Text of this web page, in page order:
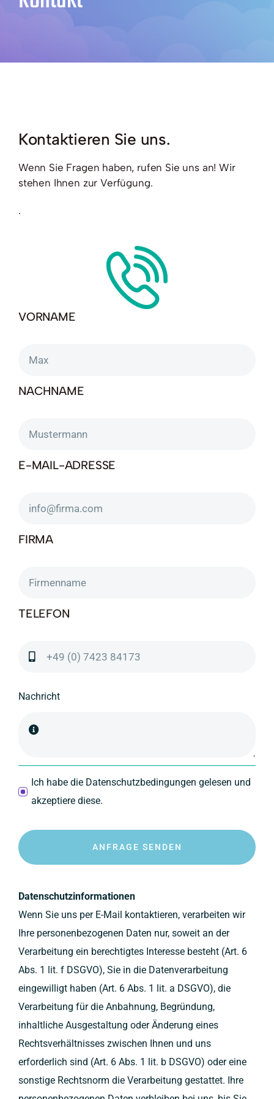
Info
Kontaktieren Sie uns.
Wenn Sie Fragen haben, rufen Sie uns an! Wir
stehen Ihnen zur Verfügung.
.
VORNAME
NACHNAME
E-MAIL-ADRESSE
FIRMA
TELEFON
Nachricht
Ich habe die Datenschutzbedingungen gelesen und
akzeptiere diese.
ANFRAGE SENDEN
Datenschutzinformationen
Wenn Sie uns per E-Mail kontaktieren, verarbeiten wir
Ihre personenbezogenen Daten nur, soweit an der
Verarbeitung ein berechtigtes Interesse besteht (Art. 6
Abs. 1 lit. f DSGVO), Sie in die Datenverarbeitung
eingewilligt haben (Art. 6 Abs. 1 lit. a DSGVO), die
Verarbeitung für die Anbahnung, Begründung,
inhaltliche Ausgestaltung oder Änderung eines
Rechtsverhältnisses zwischen Ihnen und uns
erforderlich sind (Art. 6 Abs. 1 lit. b DSGVO) oder eine
sonstige Rechtsnorm die Verarbeitung gestattet. Ihre